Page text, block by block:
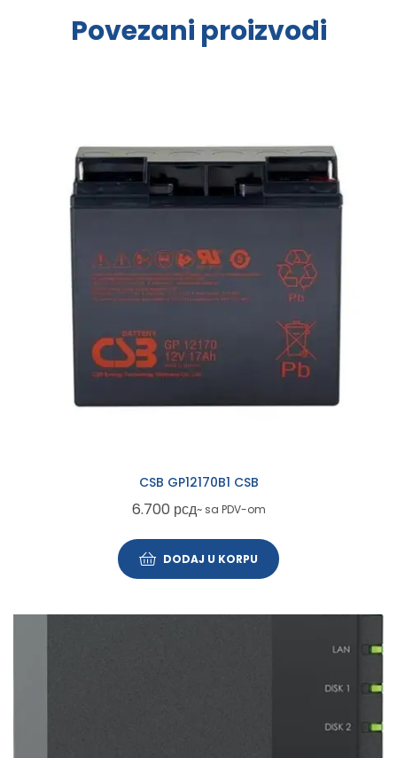
Povezani proizvodi
CSB GP12170B1 CSB
6.700 рсд~ sa PDV-om
DODAJ U KORPU